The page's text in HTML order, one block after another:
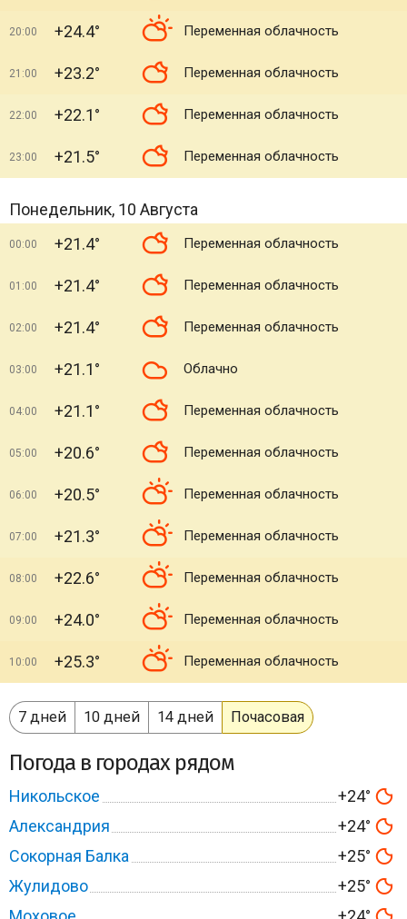
20:00 +24.4° Переменная облачность
21:00 +23.2° Переменная облачность
22:00 +22.1° Переменная облачность
23:00 +21.5° Переменная облачность
Понедельник, 10 Августа
00:00 +21.4° Переменная облачность
01:00 +21.4° Переменная облачность
02:00 +21.4° Переменная облачность
03:00 +21.1° Облачно
04:00 +21.1° Переменная облачность
05:00 +20.6° Переменная облачность
06:00 +20.5° Переменная облачность
07:00 +21.3° Переменная облачность
08:00 +22.6° Переменная облачность
09:00 +24.0° Переменная облачность
10:00 +25.3° Переменная облачность
7 дней 10 дней 14 дней Почасовая
Погода в городах рядом
Никольское
+24°
Александрия
+24°
Сокорная Балка
+25°
Жулидово
+25°